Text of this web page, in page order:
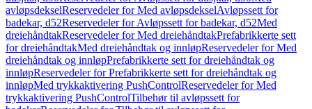
avløpsdekselReservedeler for Med avløpsdekselAvløpssett for
badekar, d52Reservedeler for Avløpssett for badekar, d52Med
dreiehåndtakReservedeler for Med dreiehåndtakPrefabrikkerte sett
for dreiehåndtakMed dreiehåndtak og innløpReservedeler for Med
dreiehåndtak og innløpPrefabrikkerte sett for dreiehåndtak og
innløpReservedeler for Prefabrikkerte sett for dreiehåndtak og
innløpMed trykkaktivering PushControlReservedeler for Med
trykkaktivering PushControlTilbehør til avløpssett for